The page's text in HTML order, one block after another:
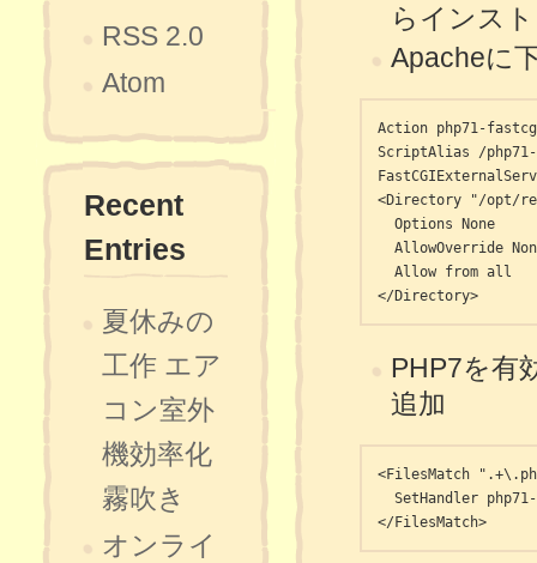
らインス
Apacheに
Action php71-
ScriptAlias /
<Directory "/opt/
  Options None
AllowOverride
  Allow from all
</Directory>
PHP7を有
追加
<FilesMatch
SetHandler
</FilesMatch>
RSS 2.0
Atom
Recent
Entries
夏休みの
工作 エア
コン室外
機効率化
霧吹き
オンライ